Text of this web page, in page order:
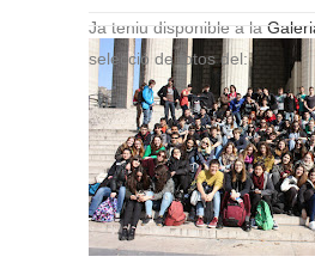
Ja teniu disponible a la
selecció de fotos del: